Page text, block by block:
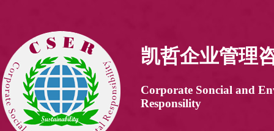
凯哲企业管理
Corporate Soncial and
Responsility